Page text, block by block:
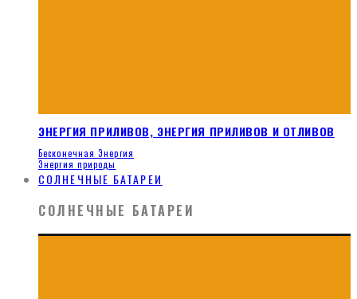
ЭНЕРГИЯ ПРИЛИВОВ, ЭНЕРГИЯ ПРИЛИВОВ И ОТЛИВОВ
Бесконечная Энергия
Энергия природы
СОЛНЕЧНЫЕ БАТАРЕИ
СОЛНЕЧНЫЕ БАТАРЕИ